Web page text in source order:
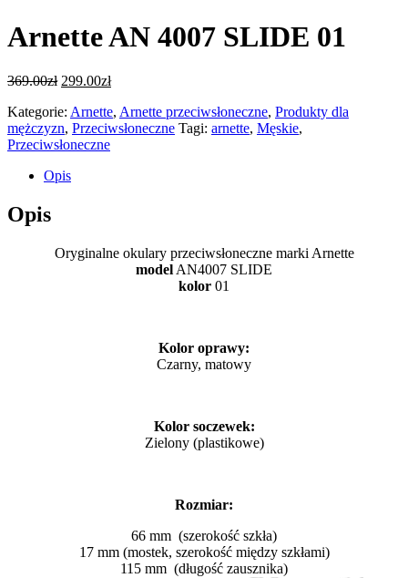
Arnette AN 4007 SLIDE 01
369.00zł 299.00zł
Kategorie: Arnette, Arnette przeciwsłoneczne, Produkty dla
mężczyzn, Przeciwsłoneczne Tagi: arnette, Męskie,
Przeciwsłoneczne
Opis
Opis
Oryginalne okulary przeciwsłoneczne marki Arnette
model AN4007 SLIDE
kolor 01
Kolor oprawy:
Czarny, matowy
Kolor soczewek:
Zielony (plastikowe)
Rozmiar:
66 mm (szerokość szkła)
17 mm (mostek, szerokość między szkłami)
115 mm (długość zausznika)